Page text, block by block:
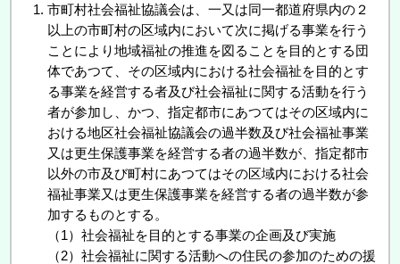
市町村社会福祉協議会は、一又は同一都道府県内の２
以上の市町村の区域内において次に掲げる事業を行う
ことにより地域福祉の推進を図ることを目的とする団
体であつて、その区域内における社会福祉を目的とす
る事業を経営する者及び社会福祉に関する活動を行う
者が参加し、かつ、指定都市にあつてはその区域内に
おける地区社会福祉協議会の過半数及び社会福祉事業
又は更生保護事業を経営する者の過半数が、指定都市
以外の市及び町村にあつてはその区域内における社会
福祉事業又は更生保護事業を経営する者の過半数が参
加するものとする。
（1）社会福祉を目的とする事業の企画及び実施
（2）社会福祉に関する活動への住民の参加のための援